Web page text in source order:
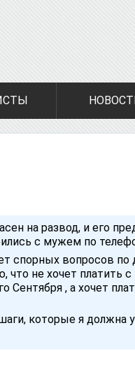
на развод, и его
с мужем по
спорных вопросов по
что не хочет платить с
Сентября , а хочет
которые я должна